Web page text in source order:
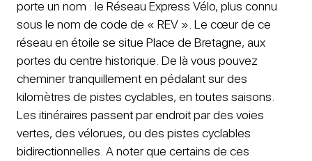
porte un nom : le Réseau Express Vélo, plus connu
sous le nom de code de « REV ». Le cœur de ce
réseau en étoile se situe Place de Bretagne, aux
portes du centre historique. De là vous pouvez
cheminer tranquillement en pédalant sur des
kilomètres de pistes cyclables, en toutes saisons.
Les itinéraires passent par endroit par des voies
vertes, des vélorues, ou des pistes cyclables
bidirectionnelles. A noter que certains de ces